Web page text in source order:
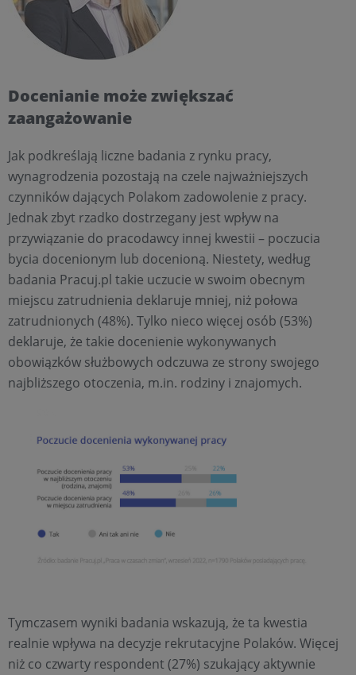
Docenianie może zwiększać
zaangażowanie
Jak podkreślają liczne badania z rynku pracy,
wynagrodzenia pozostają na czele najważniejszych
czynników dających Polakom zadowolenie z pracy.
Jednak zbyt rzadko dostrzegany jest wpływ na
przywiązanie do pracodawcy innej kwestii – poczucia
bycia docenionym lub docenioną. Niestety, według
badania Pracuj.pl takie uczucie w swoim obecnym
miejscu zatrudnienia deklaruje mniej, niż połowa
zatrudnionych (48%). Tylko nieco więcej osób (53%)
deklaruje, że takie docenienie wykonywanych
obowiązków służbowych odczuwa ze strony swojego
najbliższego otoczenia, m.in. rodziny i znajomych.
Tymczasem wyniki badania wskazują, że ta kwestia
realnie wpływa na decyzje rekrutacyjne Polaków. Więcej
niż co czwarty respondent (27%) szukający aktywnie